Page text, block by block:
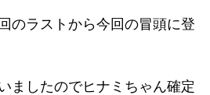
のラストから今回の冒頭に登
ましたのでヒナミちゃん確定